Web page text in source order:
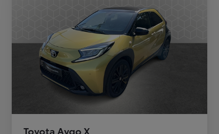
Toyota Aygo X